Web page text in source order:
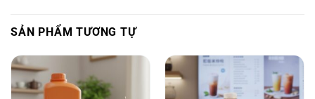
SẢN PHẨM TƯƠNG TỰ